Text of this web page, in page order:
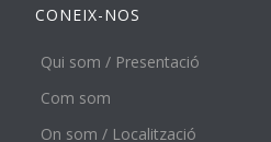
CONEIX-NOS
Qui som / Presentació
Com som
On som / Localització